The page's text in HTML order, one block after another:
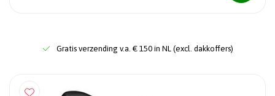
Gratis verzending v.a. € 150 in NL (excl. dakkoffers)